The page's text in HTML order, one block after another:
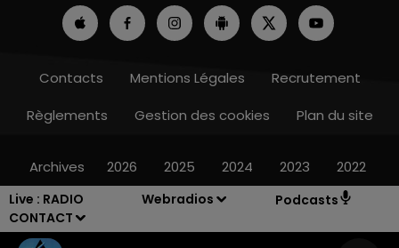
Live : RADIO
CONTACT
Webradios Podcasts
Contacts Mentions Légales
Recrutement
Règlements
Gestion des cookies Plan du site
Archives 2026 2025 2024 2023 2022